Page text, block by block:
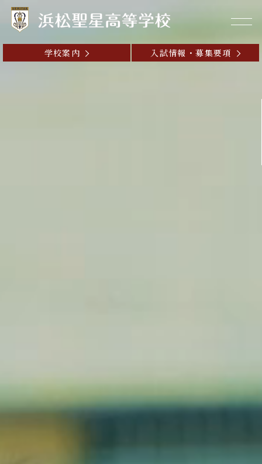
学校案内 入試情報・募集要項